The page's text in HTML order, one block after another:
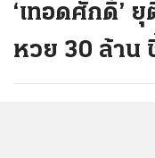
‘เทอดศักดิ์’
หวย 30 ล้าน